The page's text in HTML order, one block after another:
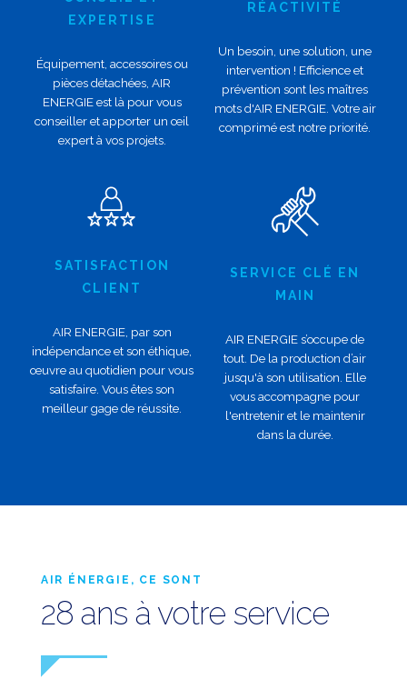
EXPERTISE
Équipement, accessoires ou
pièces détachées, AIR
ENERGIE est là pour vous
conseiller et apporter un œil
expert à vos projets.
RÉACTIVITÉ
Un besoin, une solution, une
intervention ! Efficience et
prévention sont les maîtres
mots d'AIR ENERGIE. Votre air
comprimé est notre priorité.
SATISFACTION
CLIENT
AIR ENERGIE, par son
indépendance et son éthique,
œuvre au quotidien pour vous
satisfaire. Vous êtes son
meilleur gage de réussite.
SERVICE CLÉ EN
MAIN
AIR ENERGIE s’occupe de
tout. De la production d’air
jusqu'à son utilisation. Elle
vous accompagne pour
l'entretenir et le maintenir
dans la durée.
AIR ÉNERGIE, CE SONT
28 ans à votre service